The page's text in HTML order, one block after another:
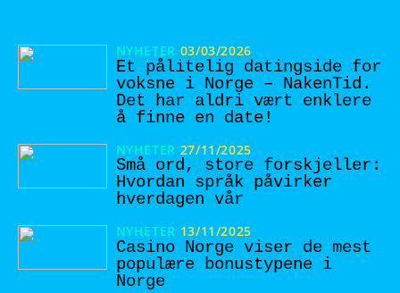
NYHETER 03/03/2026
Et pålitelig datingside for
voksne i Norge – NakenTid.
Det har aldri vært enklere
å finne en date!
NYHETER 27/11/2025
Små ord, store forskjeller:
Hvordan språk påvirker
hverdagen vår
NYHETER 13/11/2025
Casino Norge viser de mest
populære bonustypene i
Norge